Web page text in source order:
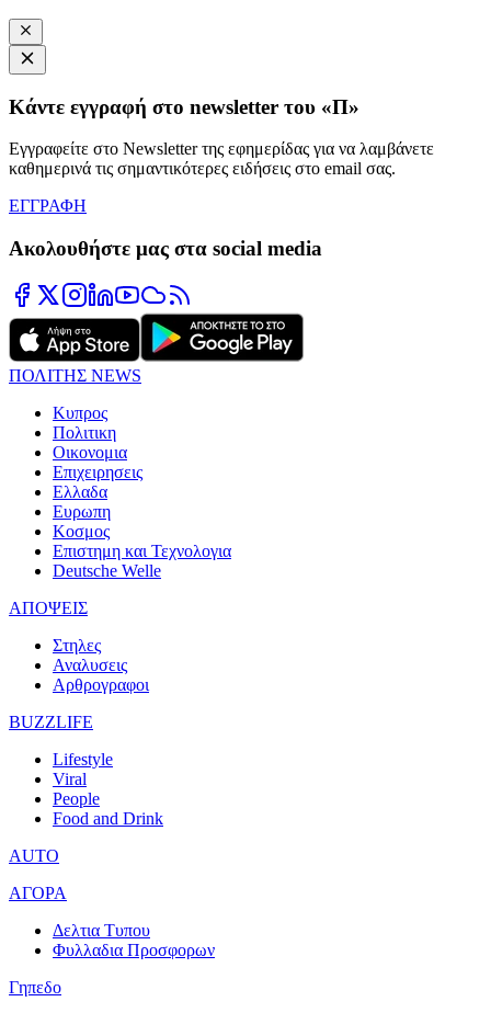
Κάντε εγγραφή στο newsletter του «Π»
Εγγραφείτε στο Newsletter της εφημερίδας για να λαμβάνετε
καθημερινά τις σημαντικότερες ειδήσεις στο email σας.
ΕΓΓΡΑΦΗ
Ακολουθήστε μας στα social media
ΠΟΛΙΤΗΣ NEWS
Κυπρος
Πολιτικη
Οικονομια
Επιχειρησεις
Ελλαδα
Ευρωπη
Κοσμος
Επιστημη και Τεχνολογια
Deutsche Welle
ΑΠΟΨΕΙΣ
Στηλες
Αναλυσεις
Αρθρογραφοι
BUZZLIFE
Lifestyle
Viral
People
Food and Drink
AUTO
ΑΓΟΡΑ
Δελτια Τυπου
Φυλλαδια Προσφορων
Γηπεδο